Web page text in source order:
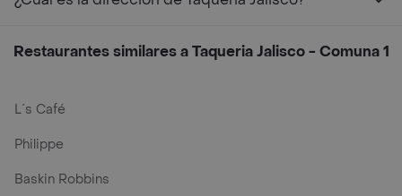
Restaurantes similares a Taqueria Jalisco - Comuna 1
L´s Café
Philippe
Baskin Robbins